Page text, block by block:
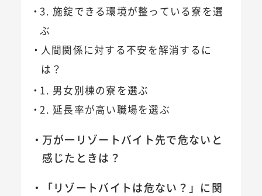
3. 施錠できる環境が整っている寮を選
ぶ
人間関係に対する不安を解消するに
は？
1. 男女別棟の寮を選ぶ
2. 延長率が高い職場を選ぶ
万が一リゾートバイト先で危ないと
感じたときは？
「リゾートバイトは危ない？」に関